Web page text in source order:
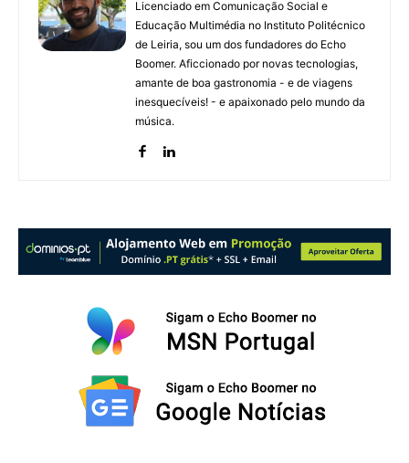
Licenciado em Comunicação Social e
Educação Multimédia no Instituto Politécnico
de Leiria, sou um dos fundadores do Echo
Boomer. Aficcionado por novas tecnologias,
amante de boa gastronomia - e de viagens
inesquecíveis! - e apaixonado pelo mundo da
música.